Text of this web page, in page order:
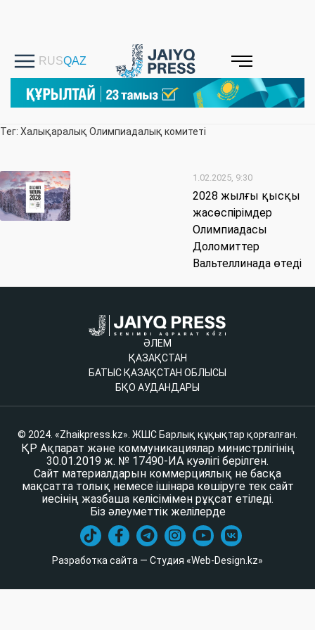
Тег: Халықаралық Олимпиадалық комитеті
1.02.2025, 9:30
2028 жылғы қысқы
жасөспірімдер
Олимпиадасы
Доломиттер
Вальтеллинада өтеді
ӘЛЕМ
ҚАЗАҚСТАН
БАТЫС ҚАЗАҚСТАН ОБЛЫСЫ
БҚО АУДАНДАРЫ
© 2024. «Zhaikpress.kz». ЖШС Барлық құқықтар қорғалған.
ҚР Ақпарат және коммуникациялар министрлігінің
30.01.2019 ж. № 17490-ИА куәлігі берілген.
Сайт материалдарын коммерциялық не басқа
мақсатта толық немесе ішінара көшіруге тек сайт
иесінің жазбаша келісімімен рұқсат етіледі.
Біз әлеуметтік желілерде
Разработка сайта — Студия «Web-Design.kz»